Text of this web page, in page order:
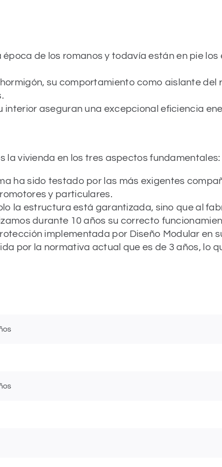
de los romanos y todavía están en pie los
su comportamiento como aislante del
interior aseguran una excepcional eficiencia
la vivienda en los tres aspectos fundamentales:
ha sido testado por las más exigentes
y particulares.
la estructura está garantizada, sino que al
durante 10 años su correcto
implementada por Diseño Modular en
por la normativa actual que es de 3 años, lo